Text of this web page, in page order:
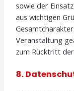
sowie der
aus wichtigen
Veranstaltung
zum Rücktritt
8.